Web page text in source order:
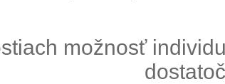
možnosť